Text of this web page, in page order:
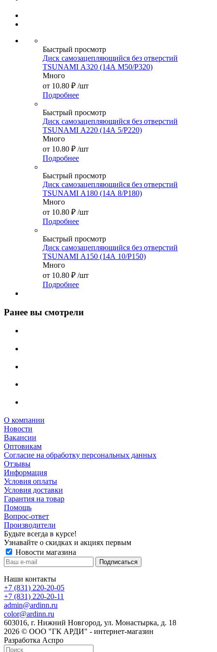
Быстрый просмотр
Диск самозацепляющийся без отверстий
TSUNAMI А320 (14А М50/Р320)
Много
от 10.80 ₽ /шт
Подробнее
Быстрый просмотр
Диск самозацепляющийся без отверстий
TSUNAMI А220 (14А 5/Р220)
Много
от 10.80 ₽ /шт
Подробнее
Быстрый просмотр
Диск самозацепляющийся без отверстий
TSUNAMI А180 (14А 8/Р180)
Много
от 10.80 ₽ /шт
Подробнее
Быстрый просмотр
Диск самозацепляющийся без отверстий
TSUNAMI А150 (14А 10/Р150)
Много
от 10.80 ₽ /шт
Подробнее
Ранее вы смотрели
О компании
Новости
Вакансии
Оптовикам
Cогласие на обработку персональных данных
Отзывы
Информация
Условия оплаты
Условия доставки
Гарантия на товар
Помощь
Вопрос-ответ
Производители
Будьте всегда в курсе!
Узнавайте о скидках и акциях первым
Новости магазина
Наши контакты
+7 (831) 220-20-05
+7 (831) 220-20-11
admin@ardinn.ru
color@ardinn.ru
603016, г. Нижний Новгород, ул. Монастырка, д. 18
2026 © ООО "ГК АРДИ" - интернет-магазин
Разработка Аспро